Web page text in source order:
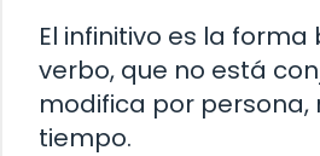
El infinitivo es la
verbo, que no está
modifica por persona,
tiempo.